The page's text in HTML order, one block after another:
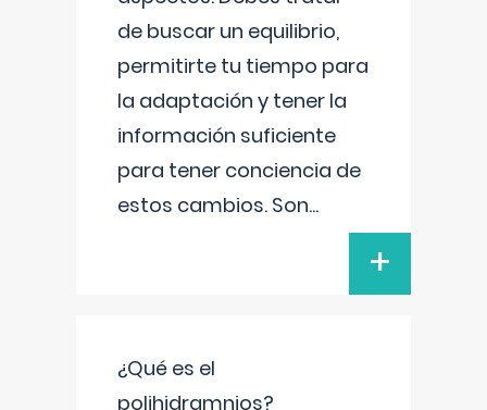
de buscar un equilibrio,
permitirte tu tiempo para
la adaptación y tener la
información suficiente
para tener conciencia de
estos cambios. Son...
+
¿Qué es el
polihidramnios?